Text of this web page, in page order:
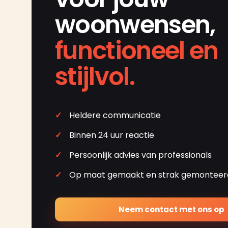
woonwensen,
functioneel en
stijlvol.
Heldere communicatie
Binnen 24 uur reactie
Persoonlijk advies van professionals
Op maat gemaakt en strak
Neem contact met ons op